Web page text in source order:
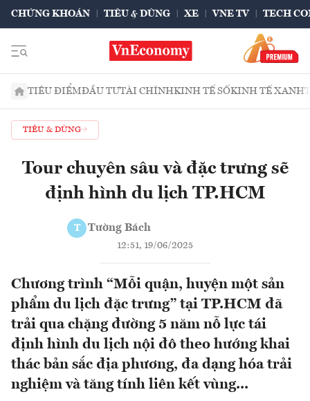
CHỨNG KHOÁN TIÊU & DÙNG XE VNE TV TECH
TIÊU ĐIỂMĐẦU TƯTÀI CHÍNHKINH TẾ SỐKINH TẾ XANH
TIÊU & DÙNG
Tour chuyên sâu và đặc trưng sẽ
định hình du lịch TP.HCM
T Tường Bách
12:51, 19/06/2025
Chương trình “Mỗi quận, huyện một sản
phẩm du lịch đặc trưng” tại TP.HCM đã
trải qua chặng đường 5 năm nỗ lực tái
định hình du lịch nội đô theo hướng khai
thác bản sắc địa phương, đa dạng hóa trải
nghiệm và tăng tính liên kết vùng...